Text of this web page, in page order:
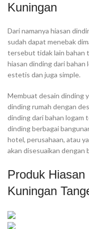
Kuningan
Dari namanya hiasan
sudah dapat menebak
tersebut tidak lain bahan
hiasan dinding dari bahan
estetis dan juga simple.
Membuat desain dinding
dinding rumah dengan
dinding dari bahan logam
dinding berbagai
hotel, perusahaan, atau
akan disesuaikan dengan
Produk Hiasan
Kuningan